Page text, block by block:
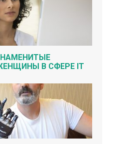
В СФЕРЕ IT